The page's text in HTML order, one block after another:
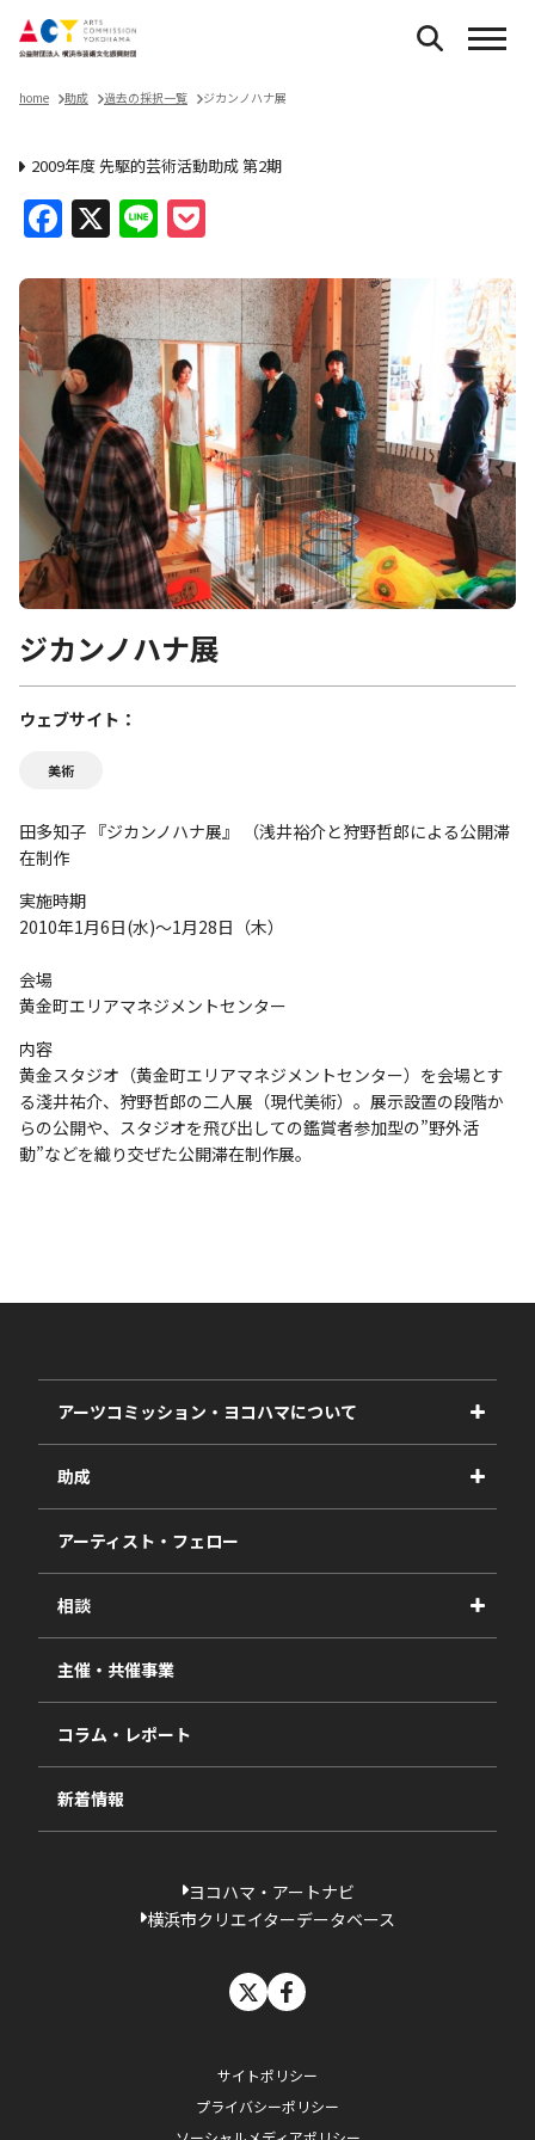
home 助成 過去の採択一覧 ジカンノハナ展
2009年度 先駆的芸術活動助成 第2期
Facebook
X Line
ジカンノハナ展
ウェブサイト
美術
田多知子 『ジカンノハナ展』 （浅井裕介と狩野哲郎による公開滞
在制作
実施時期
2010年1月6日(水)～1月28日（木）
会場
黄金町エリアマネジメントセンター
内容
黄金スタジオ（黄金町エリアマネジメントセンター）を会場とす
る淺井祐介、狩野哲郎の二人展（現代美術）。展示設置の段階か
らの公開や、スタジオを飛び出しての鑑賞者参加型の”野外活
動”などを織り交ぜた公開滞在制作展。
アーツコミッション・ヨコハマについて
事業紹介
事業報告書
助成
2027年度
2026年度
2025年度
2024年度
2023年度
過去の採択一覧
アーティスト・フェロー
相談
視察・ヒアリング・研究
相談依頼フォーム
主催・共催事業
コラム・レポート
新着情報
ヨコハマ・アートナビ
横浜市クリエイターデータベース
サイトポリシー
プライバシーポリシー